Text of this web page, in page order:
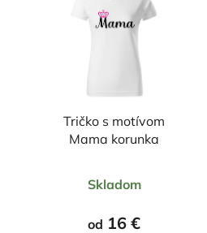
Tričko s motívom
Mama korunka
hodnotenie
produktu
Skladom
od 16 €